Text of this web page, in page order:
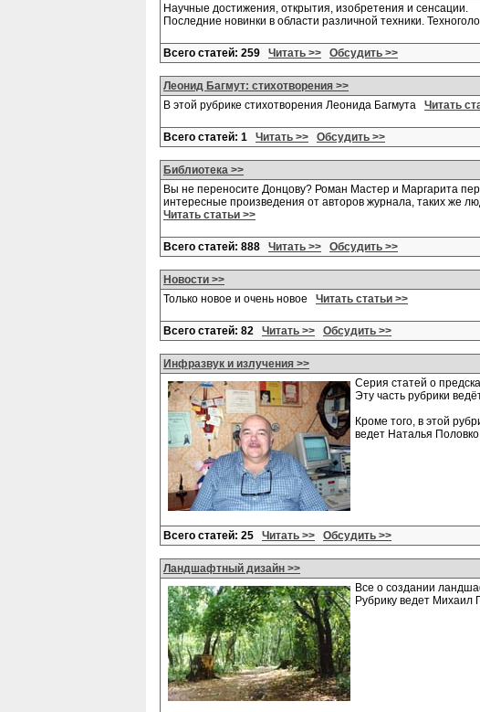
Научные достижения, открытия, изобретения и сенсации.
Последние новинки в области различной техники.
Всего статей: 259 Читать >> Обсудить >>
Леонид Багмут: стихотворения >>
В этой рубрике стихотворения Леонида Багмута Читать
Всего статей: 1 Читать >> Обсудить >>
Библиотека >>
Вы не переносите Донцову? Роман Мастер и Маргарита
интересные произведения от авторов журнала, таких же
Читать статьи >>
Всего статей: 888 Читать >> Обсудить >>
Новости >>
Только новое и очень новое Читать статьи >>
Всего статей: 82 Читать >> Обсудить >>
Инфразвук и излучения >>
Серия статей о
Эту часть рубрики
Кроме того, в этой
ведет Наталья Половко
Всего статей: 25 Читать >> Обсудить >>
Ландшафтный дизайн >>
Все о создании
Рубрику ведет Михаил